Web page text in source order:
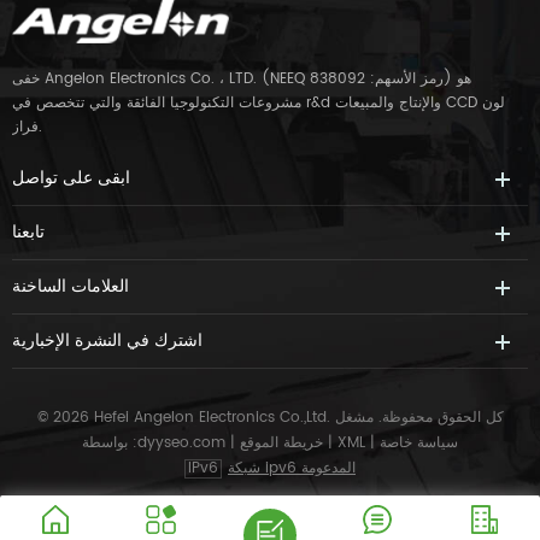
خفى Angelon Electronics Co. ، LTD. (NEEQ رمز الأسهم: 838092) هو
مشروعات التكنولوجيا الفائقة والتي تتخصص في r&d والإنتاج والمبيعات CCD لون
فراز.
ابقى على تواصل
تابعنا
العلامات الساخنة
اشترك في النشرة الإخبارية
© 2026 Hefei Angelon Electronics Co.,Ltd. كل الحقوق محفوظة.مشغل
بواسطة :dyyseo.com | خريطة الموقع | XML | سياسة خاصة
IPv6
شبكة ipv6 المدعومة